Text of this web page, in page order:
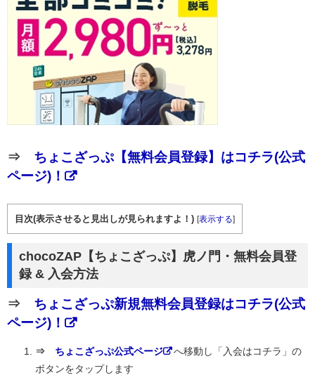
⇒ ちょこざっぷ【無料会員登録】はコチラ(公式
ページ)！
目次(表示させると見出しが見られますよ！) [表示する]
chocoZAP【ちょこざっぷ】虎ノ門・無料会員登
録 & 入会方法
⇒ ちょこざっぷ新規無料会員登録はコチラ(公式
ページ)！
⇒ ちょこざっぷ公式ページ
へ移動し「入会はコチラ」の
ボタンをタップします